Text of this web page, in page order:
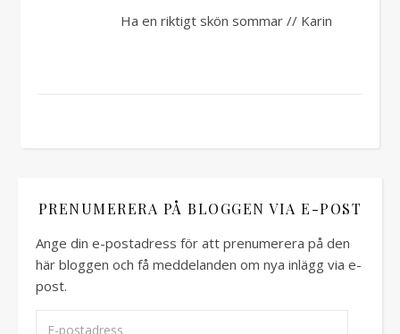
Ha en riktigt skön sommar // Karin
PRENUMERERA PÅ BLOGGEN VIA E-POST
Ange din e-postadress för att prenumerera på den
här bloggen och få meddelanden om nya inlägg via e-
post.